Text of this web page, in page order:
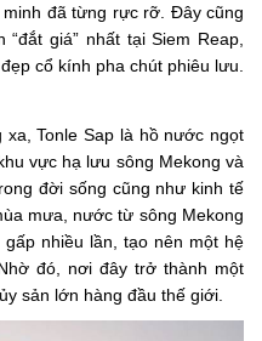
đã từng rực rỡ. Đây cũng
giá” nhất tại Siem Reap,
cổ kính pha chút phiêu lưu.
Tonle Sap là hồ nước ngọt
vực hạ lưu sông Mekong và
đời sống cũng như kinh tế
mưa, nước từ sông Mekong
nhiều lần, tạo nên một hệ
đó, nơi đây trở thành một
sản lớn hàng đầu thế giới.